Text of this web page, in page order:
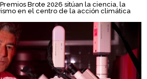
Brote 2026 sitúan la ciencia, la
en el centro de la acción climática